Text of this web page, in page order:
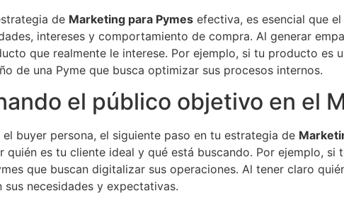
de Marketing para Pymes efectiva, es esencial que
intereses y comportamiento de compra. Al generar
que realmente le interese. Por ejemplo, si tu producto es
de una Pyme que busca optimizar sus procesos internos.
el público objetivo en el
buyer persona, el siguiente paso en tu estrategia de
quién es tu cliente ideal y qué está buscando. Por ejemplo,
que buscan digitalizar sus operaciones. Al tener claro
sus necesidades y expectativas.